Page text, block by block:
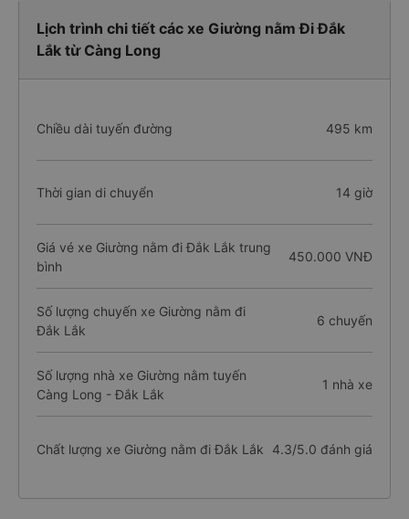
Lịch trình chi tiết các xe Giường nằm Đi Đắk
Lắk từ Càng Long
Chiều dài tuyến đường 495 km
Thời gian di chuyển 14 giờ
Giá vé xe Giường nằm đi Đắk Lắk trung
bình
450.000 VNĐ
Số lượng chuyến xe Giường nằm đi
Đắk Lắk
6 chuyến
Số lượng nhà xe Giường nằm tuyến
Càng Long - Đắk Lắk
1 nhà xe
Chất lượng xe Giường nằm đi Đắk Lắk 4.3/5.0 đánh giá